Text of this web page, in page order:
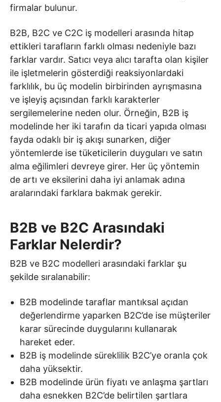
firmalar bulunur.
B2B, B2C ve C2C iş modelleri arasında hitap
ettikleri tarafların farklı olması nedeniyle bazı
farklar vardır. Satıcı veya alıcı tarafta olan kişiler
ile işletmelerin gösterdiği reaksiyonlardaki
farklılık, bu üç modelin birbirinden ayrışmasına
ve işleyiş açısından farklı karakterler
sergilemelerine neden olur. Örneğin, B2B iş
modelinde her iki tarafın da ticari yapıda olması
fayda odaklı bir iş akışı sunarken, diğer
yöntemlerde ise tüketicilerin duyguları ve satın
alma eğilimleri devreye girer. Her üç yöntemin
de artı ve eksilerini daha iyi anlamak adına
aralarındaki farklara bakmak gerekir.
B2B ve B2C Arasındaki
Farklar Nelerdir?
B2B ve B2C modelleri arasındaki farklar şu
şekilde sıralanabilir:
B2B modelinde taraflar mantıksal açıdan
değerlendirme yaparken B2C’de ise müşteriler
karar sürecinde duygularını kullanarak
hareket eder.
B2B iş modelinde süreklilik B2C’ye oranla çok
daha yüksektir.
B2B modelinde ürün fiyatı ve anlaşma şartları
daha esnekken B2C’de belirtilen şartlara